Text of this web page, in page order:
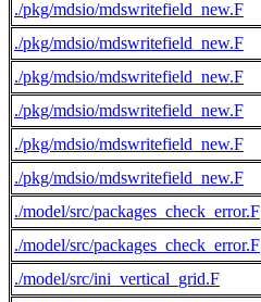
./pkg/mdsio/mdswritefield_new.F
./pkg/mdsio/mdswritefield_new.F
./pkg/mdsio/mdswritefield_new.F
./pkg/mdsio/mdswritefield_new.F
./pkg/mdsio/mdswritefield_new.F
./pkg/mdsio/mdswritefield_new.F
./model/src/packages_check_error.F
./model/src/packages_check_error.F
./model/src/ini_vertical_grid.F